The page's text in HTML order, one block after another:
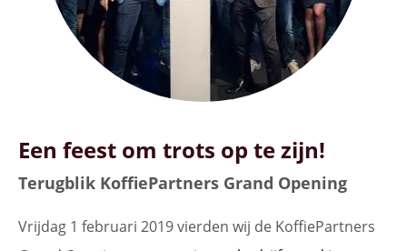
Een feest om trots op te zijn!
Terugblik KoffiePartners Grand Opening
Vrijdag 1 februari 2019 vierden wij de KoffiePartners